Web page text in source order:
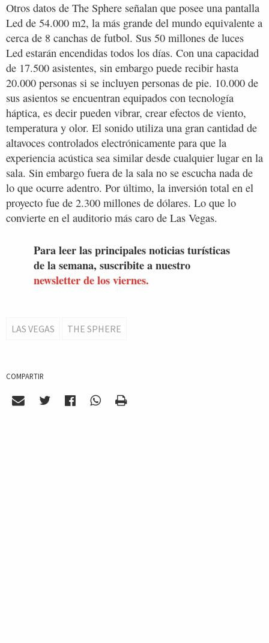
Otros datos de The Sphere señalan que posee una pantalla
Led de 54.000 m2, la más grande del mundo equivalente a
cerca de 8 canchas de futbol. Sus 50 millones de luces
Led estarán encendidas todos los días. Con una capacidad
de 17.500 asistentes, sin embargo puede recibir hasta
20.000 personas si se incluyen personas de pie. 10.000 de
sus asientos se encuentran equipados con tecnología
háptica, es decir pueden vibrar, crear efectos de viento,
temperatura y olor. El sonido utiliza una gran cantidad de
altavoces controlados electrónicamente para que la
experiencia acústica sea similar desde cualquier lugar en la
sala. Sin embargo fuera de la sala no se escucha nada de
lo que ocurre adentro. Por último, la inversión total en el
proyecto fue de 2.300 millones de dólares. Lo que lo
convierte en el auditorio más caro de Las Vegas.
Para leer las principales noticias turísticas
de la semana, suscribite a nuestro
newsletter de los viernes.
LAS VEGAS THE SPHERE
COMPARTIR